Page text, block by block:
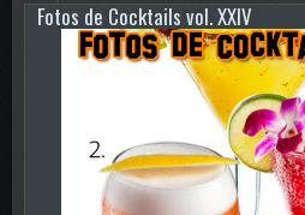
Fotos de Cocktails vol. XXIV